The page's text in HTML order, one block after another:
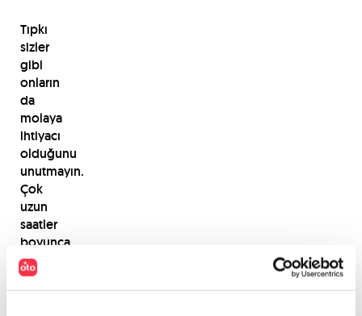
Tıpkı
sizler
gibi
onların
da
molaya
ihtiyacı
olduğunu
unutmayın.
Çok
uzun
saatler
boyunca
araba
kullanmak
hem